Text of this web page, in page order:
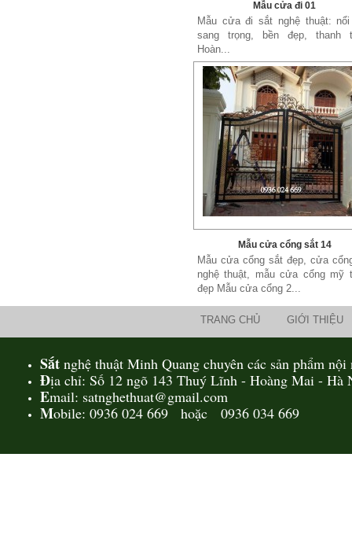
Mẫu cửa đi 01
Mẫu cửa đi sắt nghệ thuật:
sang trọng, bền đẹp, thanh
Hoàn...
Mẫu cửa cổng sắt 14
Mẫu cửa cổng sắt đẹp, cửa
nghệ thuật, mẫu cửa cổng mỹ
đẹp Mẫu cửa cổng 2...
TRANG CHỦ GIỚI THIỆU
Sắt nghệ thuật Minh Quang chuyên các sản phẩm
Địa chỉ: Số 12 ngõ 143 Thuý Lĩnh - Hoàng Mai - Hà
Email: satnghethuat@gmail.com
Mobile: 0936 024 669 hoặc 0936 034 669